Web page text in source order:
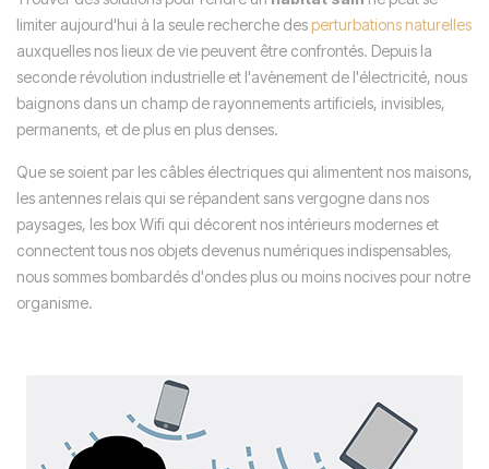
limiter aujourd'hui à la seule recherche desperturbations naturelles
auxquelles nos lieux de vie peuvent être confrontés. Depuis la
seconde révolution industrielle et l'avènement de l'électricité, nous
baignons dans un champ de rayonnements artificiels, invisibles,
permanents, et de plus en plus denses.
Que se soient par les câbles électriques qui alimentent nos maisons,
les antennes relais qui se répandent sans vergogne dans nos
paysages, les box Wifi qui décorent nos intérieurs modernes et
connectent tous nos objets devenus numériques indispensables,
nous sommes bombardés d'ondes plus ou moins nocives pour notre
organisme.